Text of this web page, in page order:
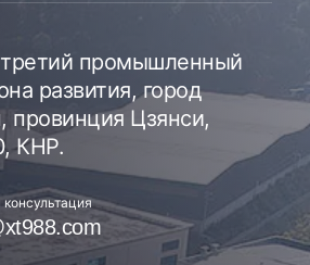
промышленный
развития, город
провинция Цзянси,
КНР.
консультация